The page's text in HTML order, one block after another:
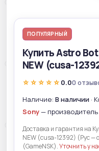
ПОПУЛЯРНЫЙ
Купить Astro
NEW (cusa-
☆☆☆☆☆ 0.00
Наличие: В наличии ·
Sony— производитель
Доставка и гарантия на
NEW (cusa-12392) (Рус —
(GameNSK).Уточнить у